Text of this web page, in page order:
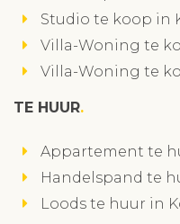
Studio te koop in
Villa-Woning te
Villa-Woning te
TE HUUR
Appartement te
Handelspand te
Loods te huur in